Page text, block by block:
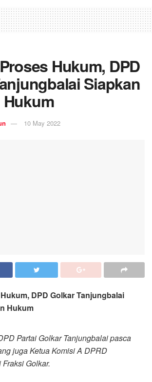
Hukum, DPD
Siapkan
10 May 2022
DPD Golkar Tanjungbalai
Hukum
Partai Golkar Tanjungbalai pasca
juga Ketua Komisi A DPRD
Golkar.